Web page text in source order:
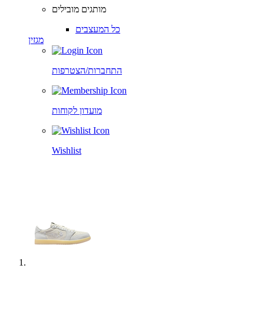
מותגים מובילים
כל המעצבים
מגזין
התחברות/הצטרפות
מועדון לקוחות
Wishlist